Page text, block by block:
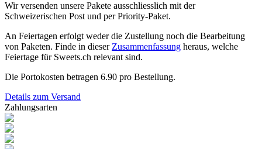
Wir versenden unsere Pakete ausschliesslich mit der
Schweizerischen Post und per Priority-Paket.
An Feiertagen erfolgt weder die Zustellung noch die Bearbeitung
von Paketen. Finde in dieser Zusammenfassung heraus, welche
Feiertage für Sweets.ch relevant sind.
Die Portokosten betragen 6.90 pro Bestellung.
Details zum Versand
Zahlungsarten